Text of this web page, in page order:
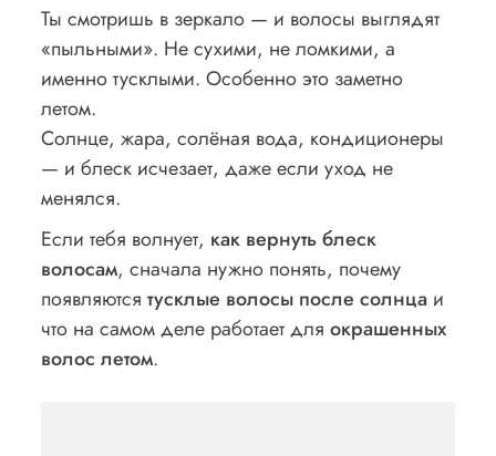
Ты смотришь в зеркало — и волосы выглядят
«пыльными». Не сухими, не ломкими, а
именно тусклыми. Особенно это заметно
летом.
Солнце, жара, солёная вода, кондиционеры
— и блеск исчезает, даже если уход не
менялся.
Если тебя волнует, как вернуть блеск
волосам, сначала нужно понять, почему
появляютсятусклые волосы после солнца и
что на самом деле работает дляокрашенных
волос летом.